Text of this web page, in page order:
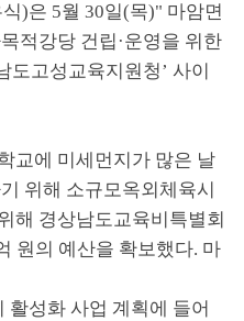
)은 5월 30일(목)" 마암면
적강당 건립 ·운영을 위한
도고성교육지원청’ 사이
교에 미세먼지가 많은 날
위해 소규모옥외체육시
해 경상남도교육비특별회
원의 예산을 확보했다. 마
활성화 사업 계획에 들어